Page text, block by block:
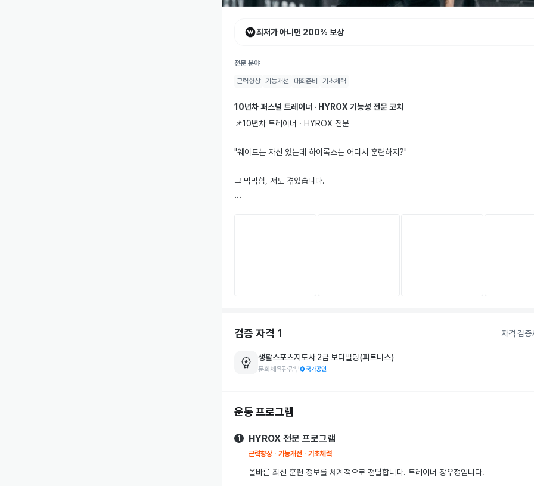
장우정 선생님
버핏그라운드 PT 역삼GFC
👏 최근 한 달간
최저가 아니면 200% 보상
전문 분야
근력향상 기능개선 대회준비 기초체력
10년차 퍼스널 트레이너 · HYROX 기능성 전문 코치
📌10년차 트레이너 · HYROX 전문
"웨이트는 자신 있는데 하이록스는 어디서 훈련하지?"
그 막막함, 저도 겪었습니다.
10년간 총 PT 10,000회 이상.
감각이 아닌 데이터로, 수많은 시행착오가 쌓인 코칭을 받으실 수 있습니다.
👉목표 기록을 달성하고 싶은 분
👉보디빌더형 체형 맞춤 러닝 교정
🏢 남다른 훈련 공간 (강남 파이낸스센터 & 버핏그라운드 GFC점)
검증 자격 1 자격 검증
생활스포츠지도사 2급 보디빌딩(피트니스)
문화체육관광부
운동 프로그램
1 HYROX 전문 프로그램
근력향상 기능개선 기초체력
올바른 최신 훈련 정보를 체계적으로 전달합니다. 트레이너 장우정입니다.